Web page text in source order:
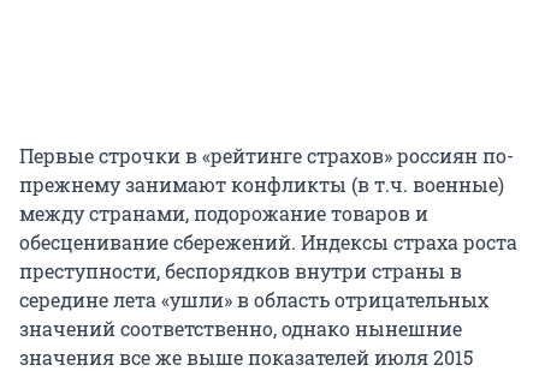
Первые строчки в «рейтинге страхов» россиян по-
прежнему занимают конфликты (в т.ч. военные)
между странами, подорожание товаров и
обесценивание сбережений. Индексы страха роста
преступности, беспорядков внутри страны в
середине лета «ушли» в область отрицательных
значений соответственно, однако нынешние
значения все же выше показателей июля 2015